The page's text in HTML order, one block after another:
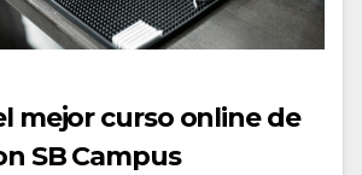
mejor curso online de
SB Campus